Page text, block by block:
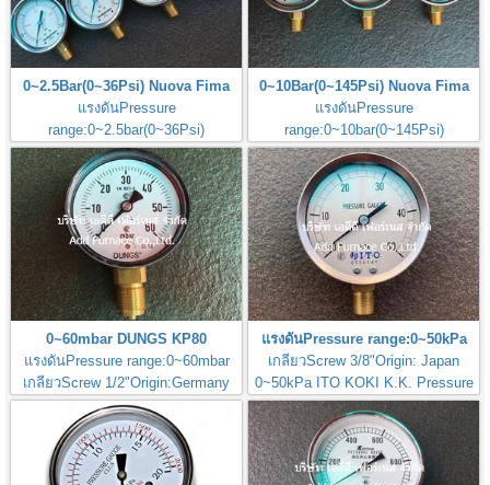
0~2.5Bar(0~36Psi) Nuova Fima
แรงดันPressure
range:0~2.5bar(0~36Psi)
เกลียวScrew 1/4"Origin: Italy
0~10Bar(0~145Psi) Nuova Fima
แรงดันPressure
range:0~10bar(0~145Psi)
เกลียวScrew 1/4"Origin: Italy
0~60mbar DUNGS KP80
แรงดันPressure range:0~60mbar
เกลียวScrew 1/2"Origin:Germany
แรงดันPressure range:0~50kPa
เกลียวScrew 3/8"Origin: Japan
0~50kPa ITO KOKI K.K. Pressure
Gauge